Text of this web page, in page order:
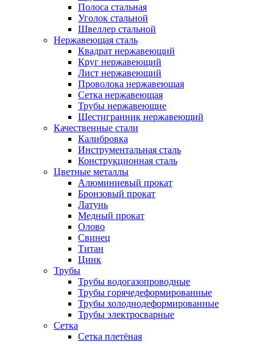
Полоса стальная
Уголок стальной
Швеллер стальной
Нержавеющая сталь
Квадрат нержавеющий
Круг нержавеющий
Лист нержавеющий
Проволока нержавеющая
Сетка нержавеющая
Трубы нержавеющие
Шестигранник нержавеющий
Качественные стали
Калибровка
Инструментальная сталь
Конструкционная сталь
Цветные металлы
Алюминиевый прокат
Бронзовый прокат
Латунь
Медный прокат
Олово
Свинец
Титан
Цинк
Трубы
Трубы водогазопроводные
Трубы горячедеформированные
Трубы холоднодеформированные
Трубы электросварные
Сетка
Сетка плетёная